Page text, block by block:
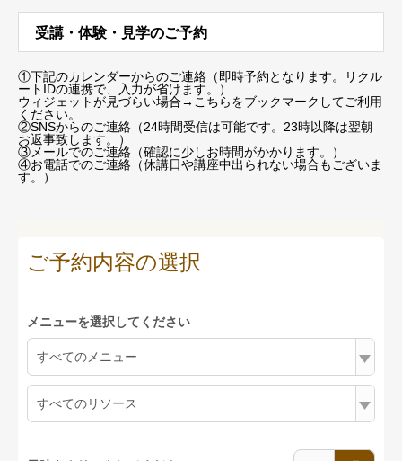
受講・体験・見学のご予約
①下記のカレンダーからのご連絡（即時予約となります。リクル
ートIDの連携で、入力が省けます。）
ウィジェットが見づらい場合→こちらをブックマーク してご利用
ください。
②SNSからのご連絡（24時間受信は可能です。23時以降は翌朝
お返事致します。）
③メールでのご連絡（確認に少しお時間がかかります。）
④お電話でのご連絡（休講日や講座中出られない場合もございま
す。）